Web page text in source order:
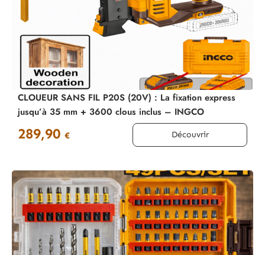
CLOUEUR SANS FIL P20S (20V) : La fixation express
jusqu’à 35 mm + 3600 clous inclus – INGCO
289,90 € Découvrir